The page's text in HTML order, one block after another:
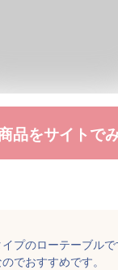
品をサイトで
プのローテーブル
でおすすめです。